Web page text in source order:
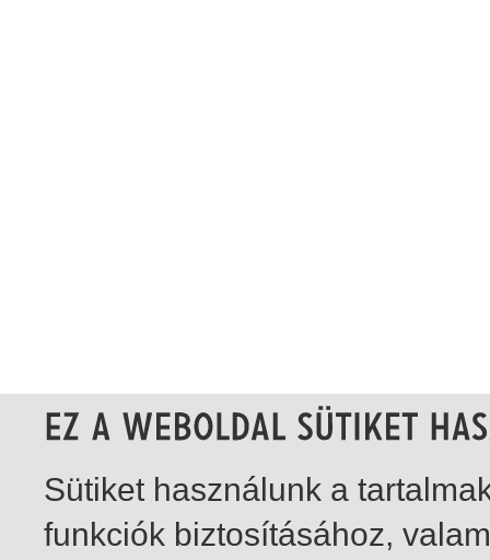
Sütiket használunk a
funkciók biztosításához,